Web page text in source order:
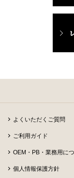
よくいただくご質問
ご利用ガイド
OEM・PB・業務用に
個人情報保護方針